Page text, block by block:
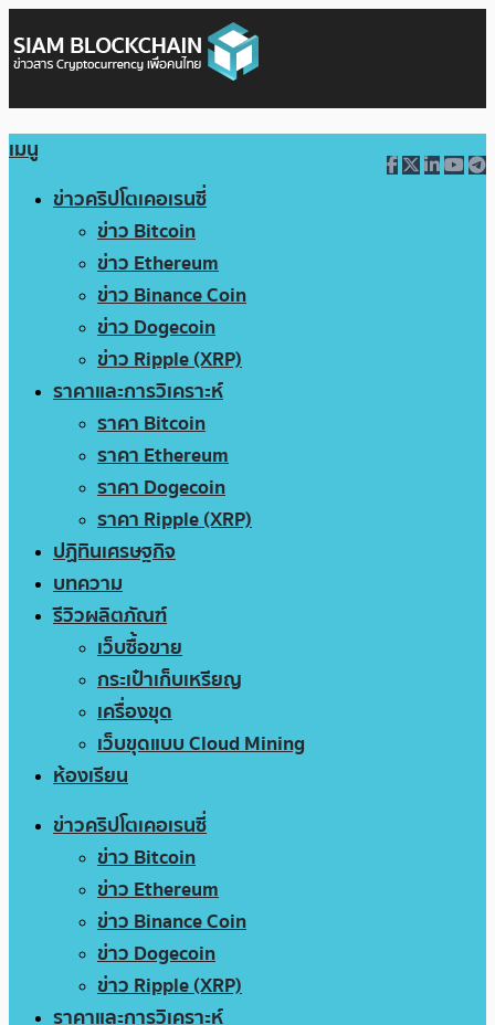
เมนู
ข่าวคริปโตเคอเรนซี่
ข่าว Bitcoin
ข่าว Ethereum
ข่าว Binance Coin
ข่าว Dogecoin
ข่าว Ripple (XRP)
ราคาและการวิเคราะห์
ราคา Bitcoin
ราคา Ethereum
ราคา Dogecoin
ราคา Ripple (XRP)
ปฏิทินเศรษฐกิจ
บทความ
รีวิวผลิตภัณฑ์
เว็บซื้อขาย
กระเป๋าเก็บเหรียญ
เครื่องขุด
เว็บขุดแบบ Cloud Mining
ห้องเรียน
ข่าวคริปโตเคอเรนซี่
ข่าว Bitcoin
ข่าว Ethereum
ข่าว Binance Coin
ข่าว Dogecoin
ข่าว Ripple (XRP)
ราคาและการวิเคราะห์